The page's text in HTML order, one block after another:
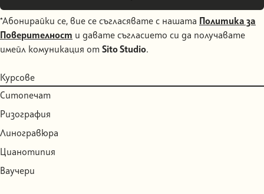
*Абонирайки се, вие се съгласявате с нашата
Политика за
Поверителност и давате съгласието си да получавате
имейл комуникация от Sito Studio.
Курсове
Ситопечат
Ризография
Линогравюра
Цианотипия
Ваучери